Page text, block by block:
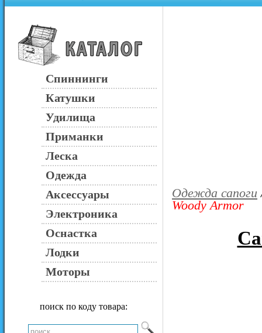
Спиннинги
Катушки
Удилища
Приманки
Леска
Одежда
Аксессуары
Электроника
Оснастка
Лодки
Моторы
поиск по коду товара:
Одежда сапоги
Woody Armor